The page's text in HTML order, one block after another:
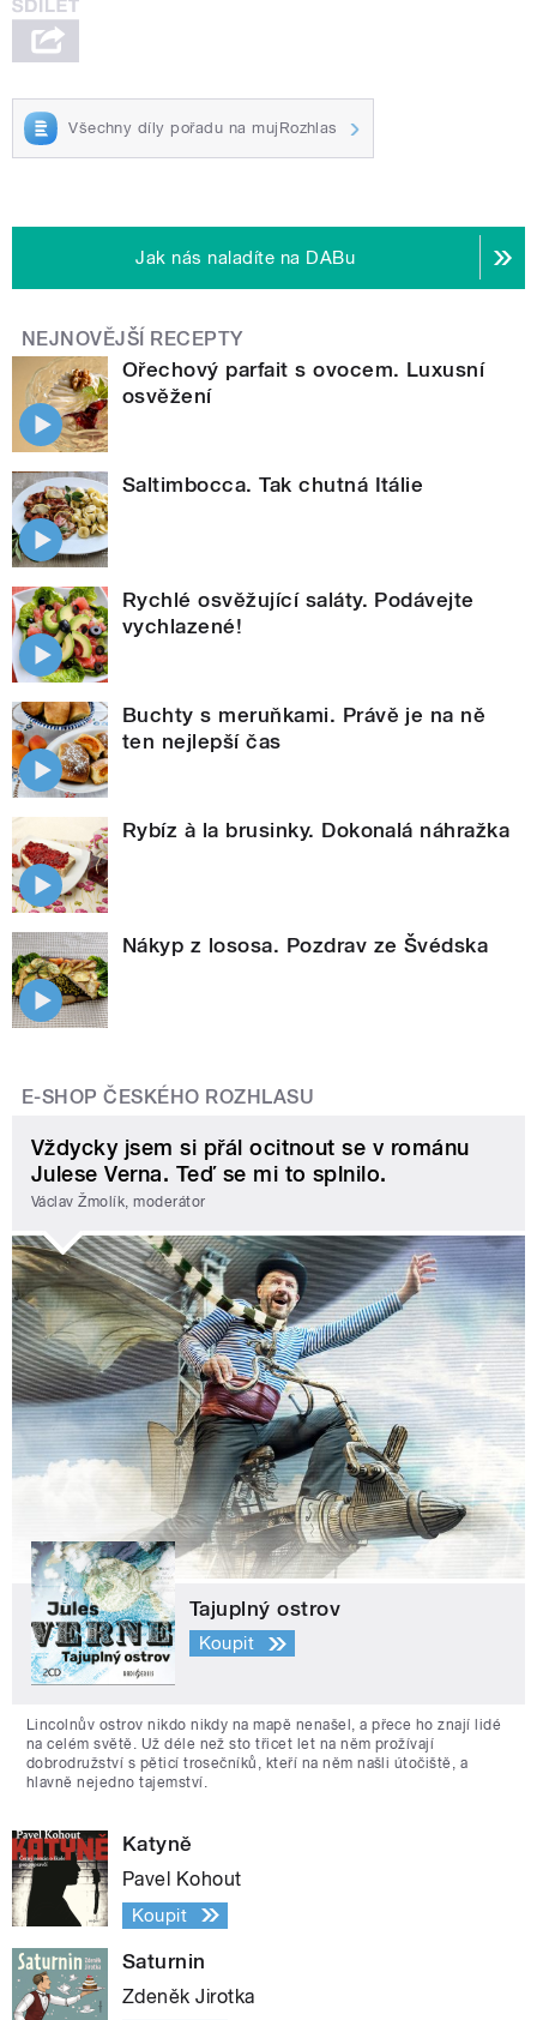
Všechny díly pořadu na mujRozhlas
Jak nás naladíte na DABu
NEJNOVĚJŠÍ RECEPTY
Ořechový parfait s ovocem. Luxusní
osvěžení
Saltimbocca. Tak chutná Itálie
Rychlé osvěžující saláty. Podávejte
vychlazené!
Buchty s meruňkami. Právě je na ně
ten nejlepší čas
Rybíz à la brusinky. Dokonalá náhražka
Nákyp z lososa. Pozdrav ze Švédska
E-SHOP ČESKÉHO ROZHLASU
Vždycky jsem si přál ocitnout se v románu
Julese Verna. Teď se mi to splnilo.
Václav Žmolík, moderátor
Tajuplný ostrov
Koupit
Lincolnův ostrov nikdo nikdy na mapě nenašel, a přece ho znají lidé
na celém světě. Už déle než sto třicet let na něm prožívají
dobrodružství s pěticí trosečníků, kteří na něm našli útočiště, a
hlavně nejedno tajemství.
Katyně
Pavel Kohout
Koupit
Saturnin
Zdeněk Jirotka